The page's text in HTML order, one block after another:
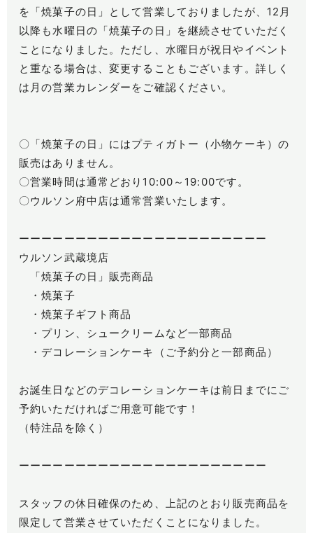
を「焼菓子の日」として営業しておりましたが、12月
以降も水曜日の「焼菓子の日」を継続させていただく
ことになりました。ただし、水曜日が祝日やイベント
と重なる場合は、変更することもございます。詳しく
は月の営業カレンダーをご確認ください。
〇「焼菓子の日」にはプティガトー（小物ケーキ）の
販売はありません。
〇営業時間は通常どおり10:00～19:00です。
〇ウルソン府中店は通常営業いたします。
ーーーーーーーーーーーーーーーーーーーーーー
ウルソン武蔵境店
「焼菓子の日」販売商品
・焼菓子
・焼菓子ギフト商品
・プリン、シュークリームなど一部商品
・デコレーションケーキ（ご予約分と一部商品）
お誕生日などのデコレーションケーキは前日までにご
予約いただければご用意可能です！
（特注品を除く）
ーーーーーーーーーーーーーーーーーーーーーー
スタッフの休日確保のため、上記のとおり販売商品を
限定して営業させていただくことになりました。